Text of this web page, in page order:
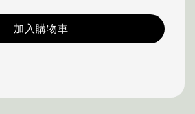
加入購物車